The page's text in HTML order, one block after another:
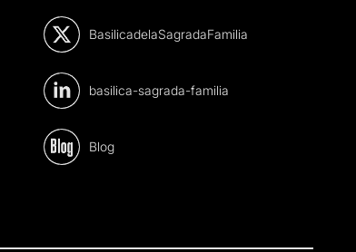
BasilicadelaSagradaFamilia
basilica-sagrada-familia
Blog